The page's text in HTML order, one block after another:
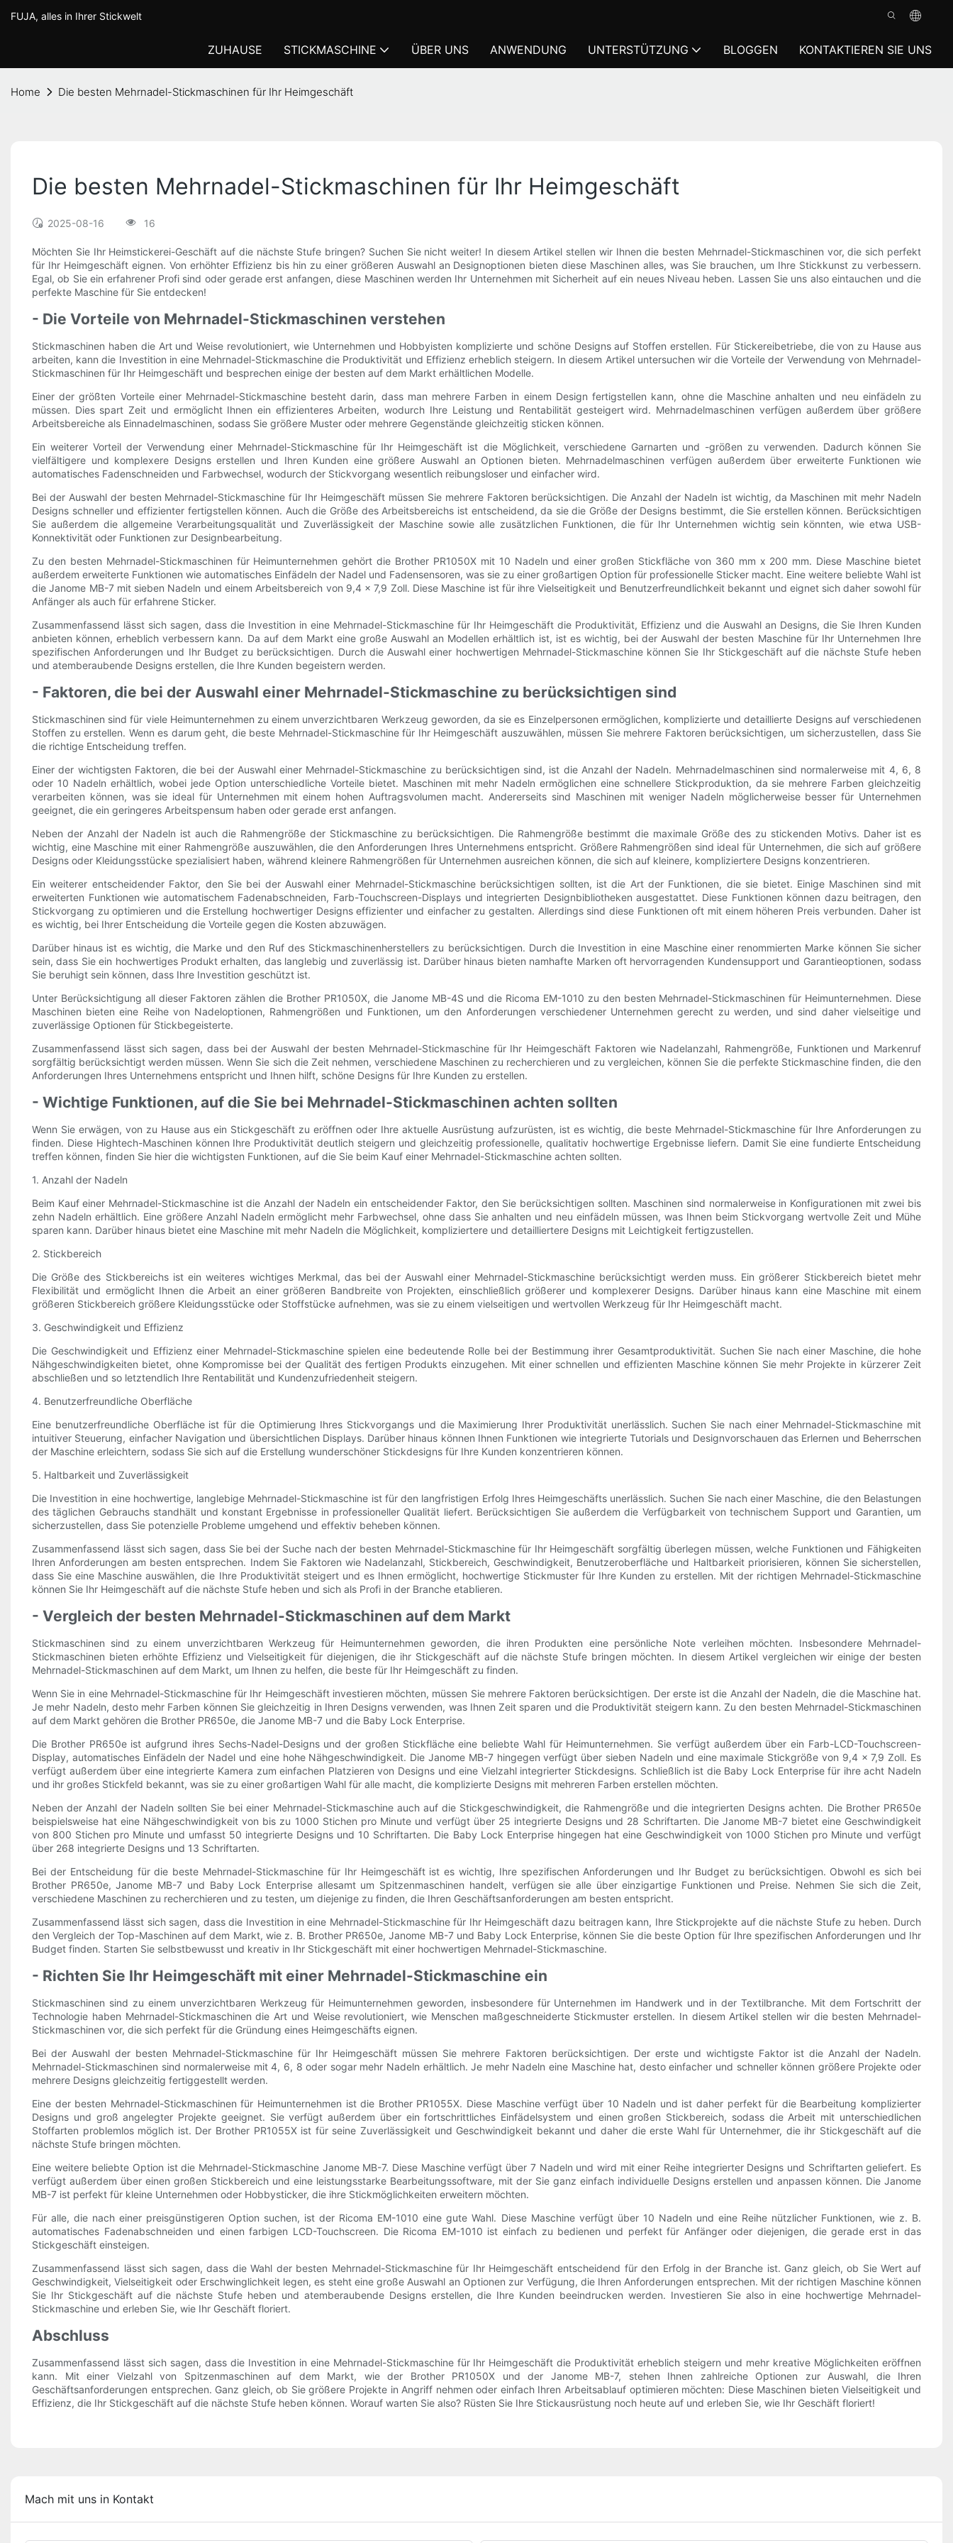
FUJA, alles in Ihrer Stickwelt
ZUHAUSE STICKMASCHINE ÜBER UNS ANWENDUNG UNTERSTÜTZUNG BLOGGEN KONTAKTIEREN SIE UNS
Home Die besten Mehrnadel-Stickmaschinen für Ihr Heimgeschäft
Die besten Mehrnadel-Stickmaschinen für Ihr Heimgeschäft
2025-08-16 16
Möchten Sie Ihr Heimstickerei-Geschäft auf die nächste Stufe bringen? Suchen Sie nicht weiter! In diesem Artikel stellen wir Ihnen die besten Mehrnadel-Stickmaschinen vor, die sich perfekt
für Ihr Heimgeschäft eignen. Von erhöhter Effizienz bis hin zu einer größeren Auswahl an Designoptionen bieten diese Maschinen alles, was Sie brauchen, um Ihre Stickkunst zu verbessern.
Egal, ob Sie ein erfahrener Profi sind oder gerade erst anfangen, diese Maschinen werden Ihr Unternehmen mit Sicherheit auf ein neues Niveau heben. Lassen Sie uns also eintauchen und die
perfekte Maschine für Sie entdecken!
- Die Vorteile von Mehrnadel-Stickmaschinen verstehen
Stickmaschinen haben die Art und Weise revolutioniert, wie Unternehmen und Hobbyisten komplizierte und schöne Designs auf Stoffen erstellen. Für Stickereibetriebe, die von zu Hause aus
arbeiten, kann die Investition in eine Mehrnadel-Stickmaschine die Produktivität und Effizienz erheblich steigern. In diesem Artikel untersuchen wir die Vorteile der Verwendung von Mehrnadel-
Stickmaschinen für Ihr Heimgeschäft und besprechen einige der besten auf dem Markt erhältlichen Modelle.
Einer der größten Vorteile einer Mehrnadel-Stickmaschine besteht darin, dass man mehrere Farben in einem Design fertigstellen kann, ohne die Maschine anhalten und neu einfädeln zu
müssen. Dies spart Zeit und ermöglicht Ihnen ein effizienteres Arbeiten, wodurch Ihre Leistung und Rentabilität gesteigert wird. Mehrnadelmaschinen verfügen außerdem über größere
Arbeitsbereiche als Einnadelmaschinen, sodass Sie größere Muster oder mehrere Gegenstände gleichzeitig sticken können.
Ein weiterer Vorteil der Verwendung einer Mehrnadel-Stickmaschine für Ihr Heimgeschäft ist die Möglichkeit, verschiedene Garnarten und -größen zu verwenden. Dadurch können Sie
vielfältigere und komplexere Designs erstellen und Ihren Kunden eine größere Auswahl an Optionen bieten. Mehrnadelmaschinen verfügen außerdem über erweiterte Funktionen wie
automatisches Fadenschneiden und Farbwechsel, wodurch der Stickvorgang wesentlich reibungsloser und einfacher wird.
Bei der Auswahl der besten Mehrnadel-Stickmaschine für Ihr Heimgeschäft müssen Sie mehrere Faktoren berücksichtigen. Die Anzahl der Nadeln ist wichtig, da Maschinen mit mehr Nadeln
Designs schneller und effizienter fertigstellen können. Auch die Größe des Arbeitsbereichs ist entscheidend, da sie die Größe der Designs bestimmt, die Sie erstellen können. Berücksichtigen
Sie außerdem die allgemeine Verarbeitungsqualität und Zuverlässigkeit der Maschine sowie alle zusätzlichen Funktionen, die für Ihr Unternehmen wichtig sein könnten, wie etwa USB-
Konnektivität oder Funktionen zur Designbearbeitung.
Zu den besten Mehrnadel-Stickmaschinen für Heimunternehmen gehört die Brother PR1050X mit 10 Nadeln und einer großen Stickfläche von 360 mm x 200 mm. Diese Maschine bietet
außerdem erweiterte Funktionen wie automatisches Einfädeln der Nadel und Fadensensoren, was sie zu einer großartigen Option für professionelle Sticker macht. Eine weitere beliebte Wahl ist
die Janome MB-7 mit sieben Nadeln und einem Arbeitsbereich von 9,4 x 7,9 Zoll. Diese Maschine ist für ihre Vielseitigkeit und Benutzerfreundlichkeit bekannt und eignet sich daher sowohl für
Anfänger als auch für erfahrene Sticker.
Zusammenfassend lässt sich sagen, dass die Investition in eine Mehrnadel-Stickmaschine für Ihr Heimgeschäft die Produktivität, Effizienz und die Auswahl an Designs, die Sie Ihren Kunden
anbieten können, erheblich verbessern kann. Da auf dem Markt eine große Auswahl an Modellen erhältlich ist, ist es wichtig, bei der Auswahl der besten Maschine für Ihr Unternehmen Ihre
spezifischen Anforderungen und Ihr Budget zu berücksichtigen. Durch die Auswahl einer hochwertigen Mehrnadel-Stickmaschine können Sie Ihr Stickgeschäft auf die nächste Stufe heben
und atemberaubende Designs erstellen, die Ihre Kunden begeistern werden.
- Faktoren, die bei der Auswahl einer Mehrnadel-Stickmaschine zu berücksichtigen sind
Stickmaschinen sind für viele Heimunternehmen zu einem unverzichtbaren Werkzeug geworden, da sie es Einzelpersonen ermöglichen, komplizierte und detaillierte Designs auf verschiedenen
Stoffen zu erstellen. Wenn es darum geht, die beste Mehrnadel-Stickmaschine für Ihr Heimgeschäft auszuwählen, müssen Sie mehrere Faktoren berücksichtigen, um sicherzustellen, dass Sie
die richtige Entscheidung treffen.
Einer der wichtigsten Faktoren, die bei der Auswahl einer Mehrnadel-Stickmaschine zu berücksichtigen sind, ist die Anzahl der Nadeln. Mehrnadelmaschinen sind normalerweise mit 4, 6, 8
oder 10 Nadeln erhältlich, wobei jede Option unterschiedliche Vorteile bietet. Maschinen mit mehr Nadeln ermöglichen eine schnellere Stickproduktion, da sie mehrere Farben gleichzeitig
verarbeiten können, was sie ideal für Unternehmen mit einem hohen Auftragsvolumen macht. Andererseits sind Maschinen mit weniger Nadeln möglicherweise besser für Unternehmen
geeignet, die ein geringeres Arbeitspensum haben oder gerade erst anfangen.
Neben der Anzahl der Nadeln ist auch die Rahmengröße der Stickmaschine zu berücksichtigen. Die Rahmengröße bestimmt die maximale Größe des zu stickenden Motivs. Daher ist es
wichtig, eine Maschine mit einer Rahmengröße auszuwählen, die den Anforderungen Ihres Unternehmens entspricht. Größere Rahmengrößen sind ideal für Unternehmen, die sich auf größere
Designs oder Kleidungsstücke spezialisiert haben, während kleinere Rahmengrößen für Unternehmen ausreichen können, die sich auf kleinere, kompliziertere Designs konzentrieren.
Ein weiterer entscheidender Faktor, den Sie bei der Auswahl einer Mehrnadel-Stickmaschine berücksichtigen sollten, ist die Art der Funktionen, die sie bietet. Einige Maschinen sind mit
erweiterten Funktionen wie automatischem Fadenabschneiden, Farb-Touchscreen-Displays und integrierten Designbibliotheken ausgestattet. Diese Funktionen können dazu beitragen, den
Stickvorgang zu optimieren und die Erstellung hochwertiger Designs effizienter und einfacher zu gestalten. Allerdings sind diese Funktionen oft mit einem höheren Preis verbunden. Daher ist
es wichtig, bei Ihrer Entscheidung die Vorteile gegen die Kosten abzuwägen.
Darüber hinaus ist es wichtig, die Marke und den Ruf des Stickmaschinenherstellers zu berücksichtigen. Durch die Investition in eine Maschine einer renommierten Marke können Sie sicher
sein, dass Sie ein hochwertiges Produkt erhalten, das langlebig und zuverlässig ist. Darüber hinaus bieten namhafte Marken oft hervorragenden Kundensupport und Garantieoptionen, sodass
Sie beruhigt sein können, dass Ihre Investition geschützt ist.
Unter Berücksichtigung all dieser Faktoren zählen die Brother PR1050X, die Janome MB-4S und die Ricoma EM-1010 zu den besten Mehrnadel-Stickmaschinen für Heimunternehmen. Diese
Maschinen bieten eine Reihe von Nadeloptionen, Rahmengrößen und Funktionen, um den Anforderungen verschiedener Unternehmen gerecht zu werden, und sind daher vielseitige und
zuverlässige Optionen für Stickbegeisterte.
Zusammenfassend lässt sich sagen, dass bei der Auswahl der besten Mehrnadel-Stickmaschine für Ihr Heimgeschäft Faktoren wie Nadelanzahl, Rahmengröße, Funktionen und Markenruf
sorgfältig berücksichtigt werden müssen. Wenn Sie sich die Zeit nehmen, verschiedene Maschinen zu recherchieren und zu vergleichen, können Sie die perfekte Stickmaschine finden, die den
Anforderungen Ihres Unternehmens entspricht und Ihnen hilft, schöne Designs für Ihre Kunden zu erstellen.
- Wichtige Funktionen, auf die Sie bei Mehrnadel-Stickmaschinen achten sollten
Wenn Sie erwägen, von zu Hause aus ein Stickgeschäft zu eröffnen oder Ihre aktuelle Ausrüstung aufzurüsten, ist es wichtig, die beste Mehrnadel-Stickmaschine für Ihre Anforderungen zu
finden. Diese Hightech-Maschinen können Ihre Produktivität deutlich steigern und gleichzeitig professionelle, qualitativ hochwertige Ergebnisse liefern. Damit Sie eine fundierte Entscheidung
treffen können, finden Sie hier die wichtigsten Funktionen, auf die Sie beim Kauf einer Mehrnadel-Stickmaschine achten sollten.
1. Anzahl der Nadeln
Beim Kauf einer Mehrnadel-Stickmaschine ist die Anzahl der Nadeln ein entscheidender Faktor, den Sie berücksichtigen sollten. Maschinen sind normalerweise in Konfigurationen mit zwei bis
zehn Nadeln erhältlich. Eine größere Anzahl Nadeln ermöglicht mehr Farbwechsel, ohne dass Sie anhalten und neu einfädeln müssen, was Ihnen beim Stickvorgang wertvolle Zeit und Mühe
sparen kann. Darüber hinaus bietet eine Maschine mit mehr Nadeln die Möglichkeit, kompliziertere und detailliertere Designs mit Leichtigkeit fertigzustellen.
2. Stickbereich
Die Größe des Stickbereichs ist ein weiteres wichtiges Merkmal, das bei der Auswahl einer Mehrnadel-Stickmaschine berücksichtigt werden muss. Ein größerer Stickbereich bietet mehr
Flexibilität und ermöglicht Ihnen die Arbeit an einer größeren Bandbreite von Projekten, einschließlich größerer und komplexerer Designs. Darüber hinaus kann eine Maschine mit einem
größeren Stickbereich größere Kleidungsstücke oder Stoffstücke aufnehmen, was sie zu einem vielseitigen und wertvollen Werkzeug für Ihr Heimgeschäft macht.
3. Geschwindigkeit und Effizienz
Die Geschwindigkeit und Effizienz einer Mehrnadel-Stickmaschine spielen eine bedeutende Rolle bei der Bestimmung ihrer Gesamtproduktivität. Suchen Sie nach einer Maschine, die hohe
Nähgeschwindigkeiten bietet, ohne Kompromisse bei der Qualität des fertigen Produkts einzugehen. Mit einer schnellen und effizienten Maschine können Sie mehr Projekte in kürzerer Zeit
abschließen und so letztendlich Ihre Rentabilität und Kundenzufriedenheit steigern.
4. Benutzerfreundliche Oberfläche
Eine benutzerfreundliche Oberfläche ist für die Optimierung Ihres Stickvorgangs und die Maximierung Ihrer Produktivität unerlässlich. Suchen Sie nach einer Mehrnadel-Stickmaschine mit
intuitiver Steuerung, einfacher Navigation und übersichtlichen Displays. Darüber hinaus können Ihnen Funktionen wie integrierte Tutorials und Designvorschauen das Erlernen und Beherrschen
der Maschine erleichtern, sodass Sie sich auf die Erstellung wunderschöner Stickdesigns für Ihre Kunden konzentrieren können.
5. Haltbarkeit und Zuverlässigkeit
Die Investition in eine hochwertige, langlebige Mehrnadel-Stickmaschine ist für den langfristigen Erfolg Ihres Heimgeschäfts unerlässlich. Suchen Sie nach einer Maschine, die den Belastungen
des täglichen Gebrauchs standhält und konstant Ergebnisse in professioneller Qualität liefert. Berücksichtigen Sie außerdem die Verfügbarkeit von technischem Support und Garantien, um
sicherzustellen, dass Sie potenzielle Probleme umgehend und effektiv beheben können.
Zusammenfassend lässt sich sagen, dass Sie bei der Suche nach der besten Mehrnadel-Stickmaschine für Ihr Heimgeschäft sorgfältig überlegen müssen, welche Funktionen und Fähigkeiten
Ihren Anforderungen am besten entsprechen. Indem Sie Faktoren wie Nadelanzahl, Stickbereich, Geschwindigkeit, Benutzeroberfläche und Haltbarkeit priorisieren, können Sie sicherstellen,
dass Sie eine Maschine auswählen, die Ihre Produktivität steigert und es Ihnen ermöglicht, hochwertige Stickmuster für Ihre Kunden zu erstellen. Mit der richtigen Mehrnadel-Stickmaschine
können Sie Ihr Heimgeschäft auf die nächste Stufe heben und sich als Profi in der Branche etablieren.
- Vergleich der besten Mehrnadel-Stickmaschinen auf dem Markt
Stickmaschinen sind zu einem unverzichtbaren Werkzeug für Heimunternehmen geworden, die ihren Produkten eine persönliche Note verleihen möchten. Insbesondere Mehrnadel-
Stickmaschinen bieten erhöhte Effizienz und Vielseitigkeit für diejenigen, die ihr Stickgeschäft auf die nächste Stufe bringen möchten. In diesem Artikel vergleichen wir einige der besten
Mehrnadel-Stickmaschinen auf dem Markt, um Ihnen zu helfen, die beste für Ihr Heimgeschäft zu finden.
Wenn Sie in eine Mehrnadel-Stickmaschine für Ihr Heimgeschäft investieren möchten, müssen Sie mehrere Faktoren berücksichtigen. Der erste ist die Anzahl der Nadeln, die die Maschine hat.
Je mehr Nadeln, desto mehr Farben können Sie gleichzeitig in Ihren Designs verwenden, was Ihnen Zeit sparen und die Produktivität steigern kann. Zu den besten Mehrnadel-Stickmaschinen
auf dem Markt gehören die Brother PR650e, die Janome MB-7 und die Baby Lock Enterprise.
Die Brother PR650e ist aufgrund ihres Sechs-Nadel-Designs und der großen Stickfläche eine beliebte Wahl für Heimunternehmen. Sie verfügt außerdem über ein Farb-LCD-Touchscreen-
Display, automatisches Einfädeln der Nadel und eine hohe Nähgeschwindigkeit. Die Janome MB-7 hingegen verfügt über sieben Nadeln und eine maximale Stickgröße von 9,4 x 7,9 Zoll. Es
verfügt außerdem über eine integrierte Kamera zum einfachen Platzieren von Designs und eine Vielzahl integrierter Stickdesigns. Schließlich ist die Baby Lock Enterprise für ihre acht Nadeln
und ihr großes Stickfeld bekannt, was sie zu einer großartigen Wahl für alle macht, die komplizierte Designs mit mehreren Farben erstellen möchten.
Neben der Anzahl der Nadeln sollten Sie bei einer Mehrnadel-Stickmaschine auch auf die Stickgeschwindigkeit, die Rahmengröße und die integrierten Designs achten. Die Brother PR650e
beispielsweise hat eine Nähgeschwindigkeit von bis zu 1000 Stichen pro Minute und verfügt über 25 integrierte Designs und 28 Schriftarten. Die Janome MB-7 bietet eine Geschwindigkeit
von 800 Stichen pro Minute und umfasst 50 integrierte Designs und 10 Schriftarten. Die Baby Lock Enterprise hingegen hat eine Geschwindigkeit von 1000 Stichen pro Minute und verfügt
über 268 integrierte Designs und 13 Schriftarten.
Bei der Entscheidung für die beste Mehrnadel-Stickmaschine für Ihr Heimgeschäft ist es wichtig, Ihre spezifischen Anforderungen und Ihr Budget zu berücksichtigen. Obwohl es sich bei
Brother PR650e, Janome MB-7 und Baby Lock Enterprise allesamt um Spitzenmaschinen handelt, verfügen sie alle über einzigartige Funktionen und Preise. Nehmen Sie sich die Zeit,
verschiedene Maschinen zu recherchieren und zu testen, um diejenige zu finden, die Ihren Geschäftsanforderungen am besten entspricht.
Zusammenfassend lässt sich sagen, dass die Investition in eine Mehrnadel-Stickmaschine für Ihr Heimgeschäft dazu beitragen kann, Ihre Stickprojekte auf die nächste Stufe zu heben. Durch
den Vergleich der Top-Maschinen auf dem Markt, wie z. B. Brother PR650e, Janome MB-7 und Baby Lock Enterprise, können Sie die beste Option für Ihre spezifischen Anforderungen und Ihr
Budget finden. Starten Sie selbstbewusst und kreativ in Ihr Stickgeschäft mit einer hochwertigen Mehrnadel-Stickmaschine.
- Richten Sie Ihr Heimgeschäft mit einer Mehrnadel-Stickmaschine ein
Stickmaschinen sind zu einem unverzichtbaren Werkzeug für Heimunternehmen geworden, insbesondere für Unternehmen im Handwerk und in der Textilbranche. Mit dem Fortschritt der
Technologie haben Mehrnadel-Stickmaschinen die Art und Weise revolutioniert, wie Menschen maßgeschneiderte Stickmuster erstellen. In diesem Artikel stellen wir die besten Mehrnadel-
Stickmaschinen vor, die sich perfekt für die Gründung eines Heimgeschäfts eignen.
Bei der Auswahl der besten Mehrnadel-Stickmaschine für Ihr Heimgeschäft müssen Sie mehrere Faktoren berücksichtigen. Der erste und wichtigste Faktor ist die Anzahl der Nadeln.
Mehrnadel-Stickmaschinen sind normalerweise mit 4, 6, 8 oder sogar mehr Nadeln erhältlich. Je mehr Nadeln eine Maschine hat, desto einfacher und schneller können größere Projekte oder
mehrere Designs gleichzeitig fertiggestellt werden.
Eine der besten Mehrnadel-Stickmaschinen für Heimunternehmen ist die Brother PR1055X. Diese Maschine verfügt über 10 Nadeln und ist daher perfekt für die Bearbeitung komplizierter
Designs und groß angelegter Projekte geeignet. Sie verfügt außerdem über ein fortschrittliches Einfädelsystem und einen großen Stickbereich, sodass die Arbeit mit unterschiedlichen
Stoffarten problemlos möglich ist. Der Brother PR1055X ist für seine Zuverlässigkeit und Geschwindigkeit bekannt und daher die erste Wahl für Unternehmer, die ihr Stickgeschäft auf die
nächste Stufe bringen möchten.
Eine weitere beliebte Option ist die Mehrnadel-Stickmaschine Janome MB-7. Diese Maschine verfügt über 7 Nadeln und wird mit einer Reihe integrierter Designs und Schriftarten geliefert. Es
verfügt außerdem über einen großen Stickbereich und eine leistungsstarke Bearbeitungssoftware, mit der Sie ganz einfach individuelle Designs erstellen und anpassen können. Die Janome
MB-7 ist perfekt für kleine Unternehmen oder Hobbysticker, die ihre Stickmöglichkeiten erweitern möchten.
Für alle, die nach einer preisgünstigeren Option suchen, ist der Ricoma EM-1010 eine gute Wahl. Diese Maschine verfügt über 10 Nadeln und eine Reihe nützlicher Funktionen, wie z. B.
automatisches Fadenabschneiden und einen farbigen LCD-Touchscreen. Die Ricoma EM-1010 ist einfach zu bedienen und perfekt für Anfänger oder diejenigen, die gerade erst in das
Stickgeschäft einsteigen.
Zusammenfassend lässt sich sagen, dass die Wahl der besten Mehrnadel-Stickmaschine für Ihr Heimgeschäft entscheidend für den Erfolg in der Branche ist. Ganz gleich, ob Sie Wert auf
Geschwindigkeit, Vielseitigkeit oder Erschwinglichkeit legen, es steht eine große Auswahl an Optionen zur Verfügung, die Ihren Anforderungen entsprechen. Mit der richtigen Maschine können
Sie Ihr Stickgeschäft auf die nächste Stufe heben und atemberaubende Designs erstellen, die Ihre Kunden beeindrucken werden. Investieren Sie also in eine hochwertige Mehrnadel-
Stickmaschine und erleben Sie, wie Ihr Geschäft floriert.
Abschluss
Zusammenfassend lässt sich sagen, dass die Investition in eine Mehrnadel-Stickmaschine für Ihr Heimgeschäft die Produktivität erheblich steigern und mehr kreative Möglichkeiten eröffnen
kann. Mit einer Vielzahl von Spitzenmaschinen auf dem Markt, wie der Brother PR1050X und der Janome MB-7, stehen Ihnen zahlreiche Optionen zur Auswahl, die Ihren
Geschäftsanforderungen entsprechen. Ganz gleich, ob Sie größere Projekte in Angriff nehmen oder einfach Ihren Arbeitsablauf optimieren möchten: Diese Maschinen bieten Vielseitigkeit und
Effizienz, die Ihr Stickgeschäft auf die nächste Stufe heben können. Worauf warten Sie also? Rüsten Sie Ihre Stickausrüstung noch heute auf und erleben Sie, wie Ihr Geschäft floriert!
Mach mit uns in Kontakt